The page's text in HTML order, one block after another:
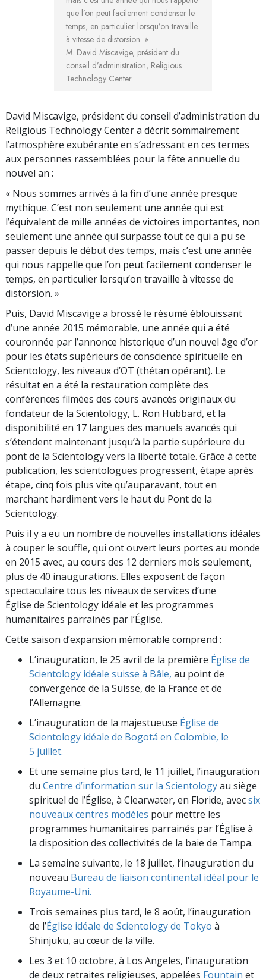
que l’on peut facilement condenser le
temps, en particulier lorsqu’on travaille
à vitesse de distorsion. »
M. David Miscavige, président du
conseil d’administration, Religious
Technology Center
David Miscavige, président du conseil d’administration du
Religious Technology Center a décrit sommairement
l’atmosphère exubérante en s’adressant en ces termes
aux personnes rassemblées pour la fête annuelle du
nouvel an :
« Nous sommes arrivés à la fin d’une année presque
mythique. C’est non seulement une année qui est
l’équivalent de mille années de victoires importantes, non
seulement une année qui surpasse tout ce qui a pu se
passer depuis le début des temps, mais c’est une année
qui nous rappelle que l’on peut facilement condenser le
temps, en particulier lorsqu’on travaille à vitesse de
distorsion. »
Puis, David Miscavige a brossé le résumé éblouissant
d’une année 2015 mémorable, une année qui a été
couronnée par l’annonce historique d’un nouvel âge d’or
pour les états supérieurs de conscience spirituelle en
Scientology, les niveaux d’OT (thétan opérant). Le
résultat en a été la restauration complète des
conférences filmées des cours avancés originaux du
fondateur de la Scientology, L. Ron Hubbard, et la
disponibilité en 17 langues des manuels avancés qui
s’étendent maintenant jusqu’à la partie supérieure du
pont de la Scientology vers la liberté totale. Grâce à cette
publication, les scientologues progressent, étape après
étape, cinq fois plus vite qu’auparavant, tout en
marchant hardiment vers le haut du Pont de la
Scientology.
Puis il y a eu un nombre de nouvelles installations idéales
à couper le souffle, qui ont ouvert leurs portes au monde
en 2015 avec, au cours des 12 derniers mois seulement,
plus de 40 inaugurations. Elles exposent de façon
spectaculaire tous les niveaux de services d’une
Église de Scientology idéale et les programmes
humanitaires parrainés par l’Église.
Cette saison d’expansion mémorable comprend :
L’inauguration, le 25 avril de la première Église de
Scientology idéale suisse à Bâle, au point de
convergence de la Suisse, de la France et de
l’Allemagne.
L’inauguration de la majestueuse Église de
Scientology idéale de Bogotá en Colombie, le
5 juillet.
Et une semaine plus tard, le 11 juillet, l’inauguration
du Centre d’information sur la Scientologyau siège
spirituel de l’Église, à Clearwater, en Floride, avecsix
nouveaux centres modèles pour mettre les
programmes humanitaires parrainés par l’Église à
la disposition des collectivités de la baie de Tampa.
La semaine suivante, le 18 juillet, l’inauguration du
nouveau Bureau de liaison continental idéal pour le
Royaume-Uni.
Trois semaines plus tard, le 8 août, l’inauguration
de l’Église idéale de Scientology de Tokyo à
Shinjuku, au cœur de la ville.
Les 3 et 10 octobre, à Los Angeles, l’inauguration
de deux retraites religieuses, appelées Fountain et